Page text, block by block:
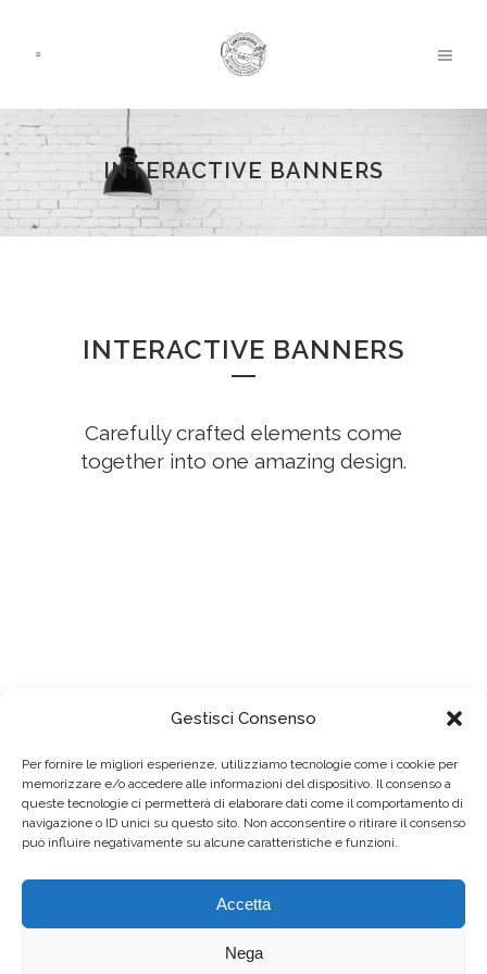
Gestisci Consenso
Per fornire le migliori esperienze, utilizziamo tecnologie come i cookie per
memorizzare e/o accedere alle informazioni del dispositivo. Il consenso a
queste tecnologie ci permetterà di elaborare dati come il comportamento di
navigazione o ID unici su questo sito. Non acconsentire o ritirare il consenso
può influire negativamente su alcune caratteristiche e funzioni.
Accetta
Nega
INTERACTIVE BANNERS
INTERACTIVE BANNERS
Carefully crafted elements come
together into one amazing design.
FONT AWESOME ICONS